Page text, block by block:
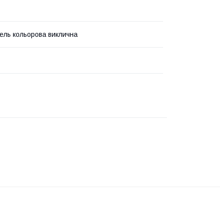
кольорова виклична